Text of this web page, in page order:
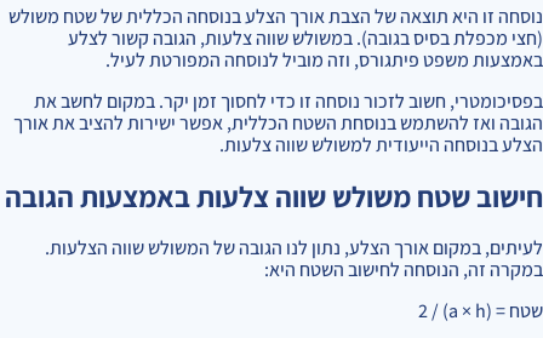
נוסחה זו היא תוצאה של הצבת אורך הצלע בנוסחה הכללית של שטח משולש
(חצי מכפלת בסיס בגובה). במשולש שווה צלעות, הגובה קשור לצלע
באמצעות משפט פיתגורס, וזה מוביל לנוסחה המפורטת לעיל.
בפסיכומטרי, חשוב לזכור נוסחה זו כדי לחסוך זמן יקר. במקום לחשב את
הגובה ואז להשתמש בנוסחת השטח הכללית, אפשר ישירות להציב את אורך
הצלע בנוסחה הייעודית למשולש שווה צלעות.
חישוב שטח משולש שווה צלעות באמצעות הגובה
לעיתים, במקום אורך הצלע, נתון לנו הגובה של המשולש שווה הצלעות.
במקרה זה, הנוסחה לחישוב השטח היא:
שטח = (a × h) / 2